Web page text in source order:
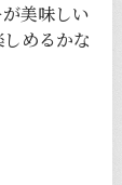
美味しい
めるかな